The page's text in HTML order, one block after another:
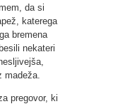
da si
katerega
bremena
nekateri
madeža.
pregovor, ki